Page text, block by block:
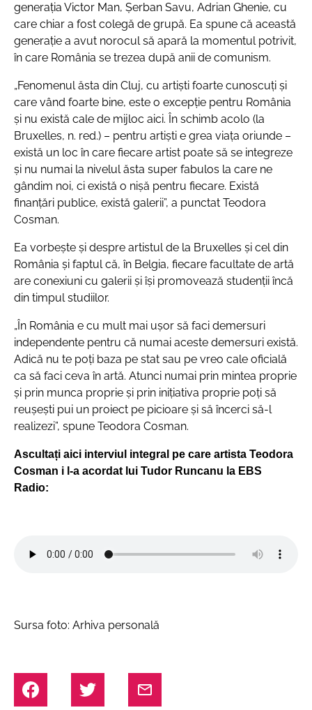
generația Victor Man, Șerban Savu, Adrian Ghenie, cu
care chiar a fost colegă de grupă. Ea spune că această
generație a avut norocul să apară la momentul potrivit,
în care România se trezea după anii de comunism.
„Fenomenul ăsta din Cluj, cu artiști foarte cunoscuți și
care vând foarte bine, este o excepție pentru România
și nu există cale de mijloc aici. În schimb acolo (la
Bruxelles, n. red.) – pentru artiști e grea viața oriunde –
există un loc în care fiecare artist poate să se integreze
și nu numai la nivelul ăsta super fabulos la care ne
gândim noi, ci există o nișă pentru fiecare. Există
finanțări publice, există galerii”, a punctat Teodora
Cosman.
Ea vorbește și despre artistul de la Bruxelles și cel din
România și faptul că, în Belgia, fiecare facultate de artă
are conexiuni cu galerii și își promovează studenții încă
din timpul studiilor.
„În România e cu mult mai ușor să faci demersuri
independente pentru că numai aceste demersuri există.
Adică nu te poți baza pe stat sau pe vreo cale oficială
ca să faci ceva în artă. Atunci numai prin mintea proprie
și prin munca proprie și prin inițiativa proprie poți să
reușești pui un proiect pe picioare și să încerci să-l
realizezi”, spune Teodora Cosman.
Ascultați aici interviul integral pe care artista Teodora
Cosman i l-a acordat lui Tudor Runcanu la EBS
Radio:
Sursa foto: Arhiva personală